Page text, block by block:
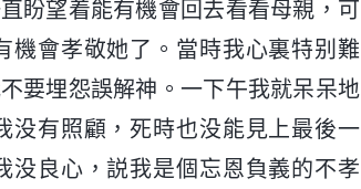
盼望着能有機會回去看看母親，可
機會孝敬她了。當時我心裏特别難
要埋怨誤解神。一下午我就呆呆地
没有照顧，死時也没能見上最後一
没良心，説我是個忘恩負義的不孝